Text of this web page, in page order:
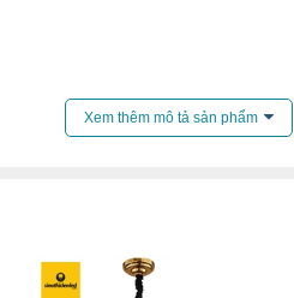
tặng và khuyến mãi củađèn chùm.
chùm treo thả,Đèn chùm pha lê,
Xem thêm mô tả sản phẩm